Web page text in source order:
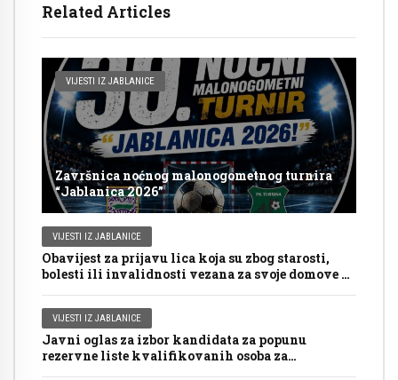
Related Articles
VIJESTI IZ JABLANICE
Završnica noćnog malonogometnog turnira
“Jablanica 2026”
VIJESTI IZ JABLANICE
Obavijest za prijavu lica koja su zbog starosti,
bolesti ili invalidnosti vezana za svoje domove za
izborima 2026. godine
VIJESTI IZ JABLANICE
Javni oglas za izbor kandidata za popunu
rezervne liste kvalifikovanih osoba za